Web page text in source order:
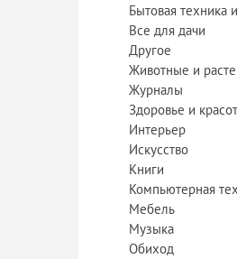
Бытовая техника
Все для дачи
Другое
Животные и
Журналы
Здоровье и
Интерьер
Искусство
Книги
Компьютерная
Мебель
Музыка
Обиход